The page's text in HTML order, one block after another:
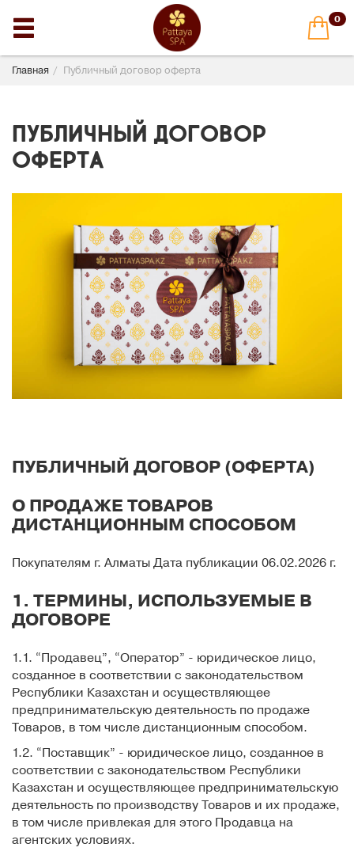
0
Главная Публичный договор оферта
Публичный договор
оферта
ПУБЛИЧНЫЙ ДОГОВОР (ОФЕРТА)
О ПРОДАЖЕ ТОВАРОВ
ДИСТАНЦИОННЫМ СПОСОБОМ
Покупателям г. Алматы Дата публикации 06.02.2026 г.
1. ТЕРМИНЫ, ИСПОЛЬЗУЕМЫЕ В
ДОГОВОРЕ
1.1. “Продавец”, “Оператор” - юридическое лицо,
созданное в соответствии с законодательством
Республики Казахстан и осуществляющее
предпринимательскую деятельность по продаже
Товаров, в том числе дистанционным способом.
1.2. “Поставщик” - юридическое лицо, созданное в
соответствии с законодательством Республики
Казахстан и осуществляющее предпринимательскую
деятельность по производству Товаров и их продаже,
в том числе привлекая для этого Продавца на
агентских условиях.